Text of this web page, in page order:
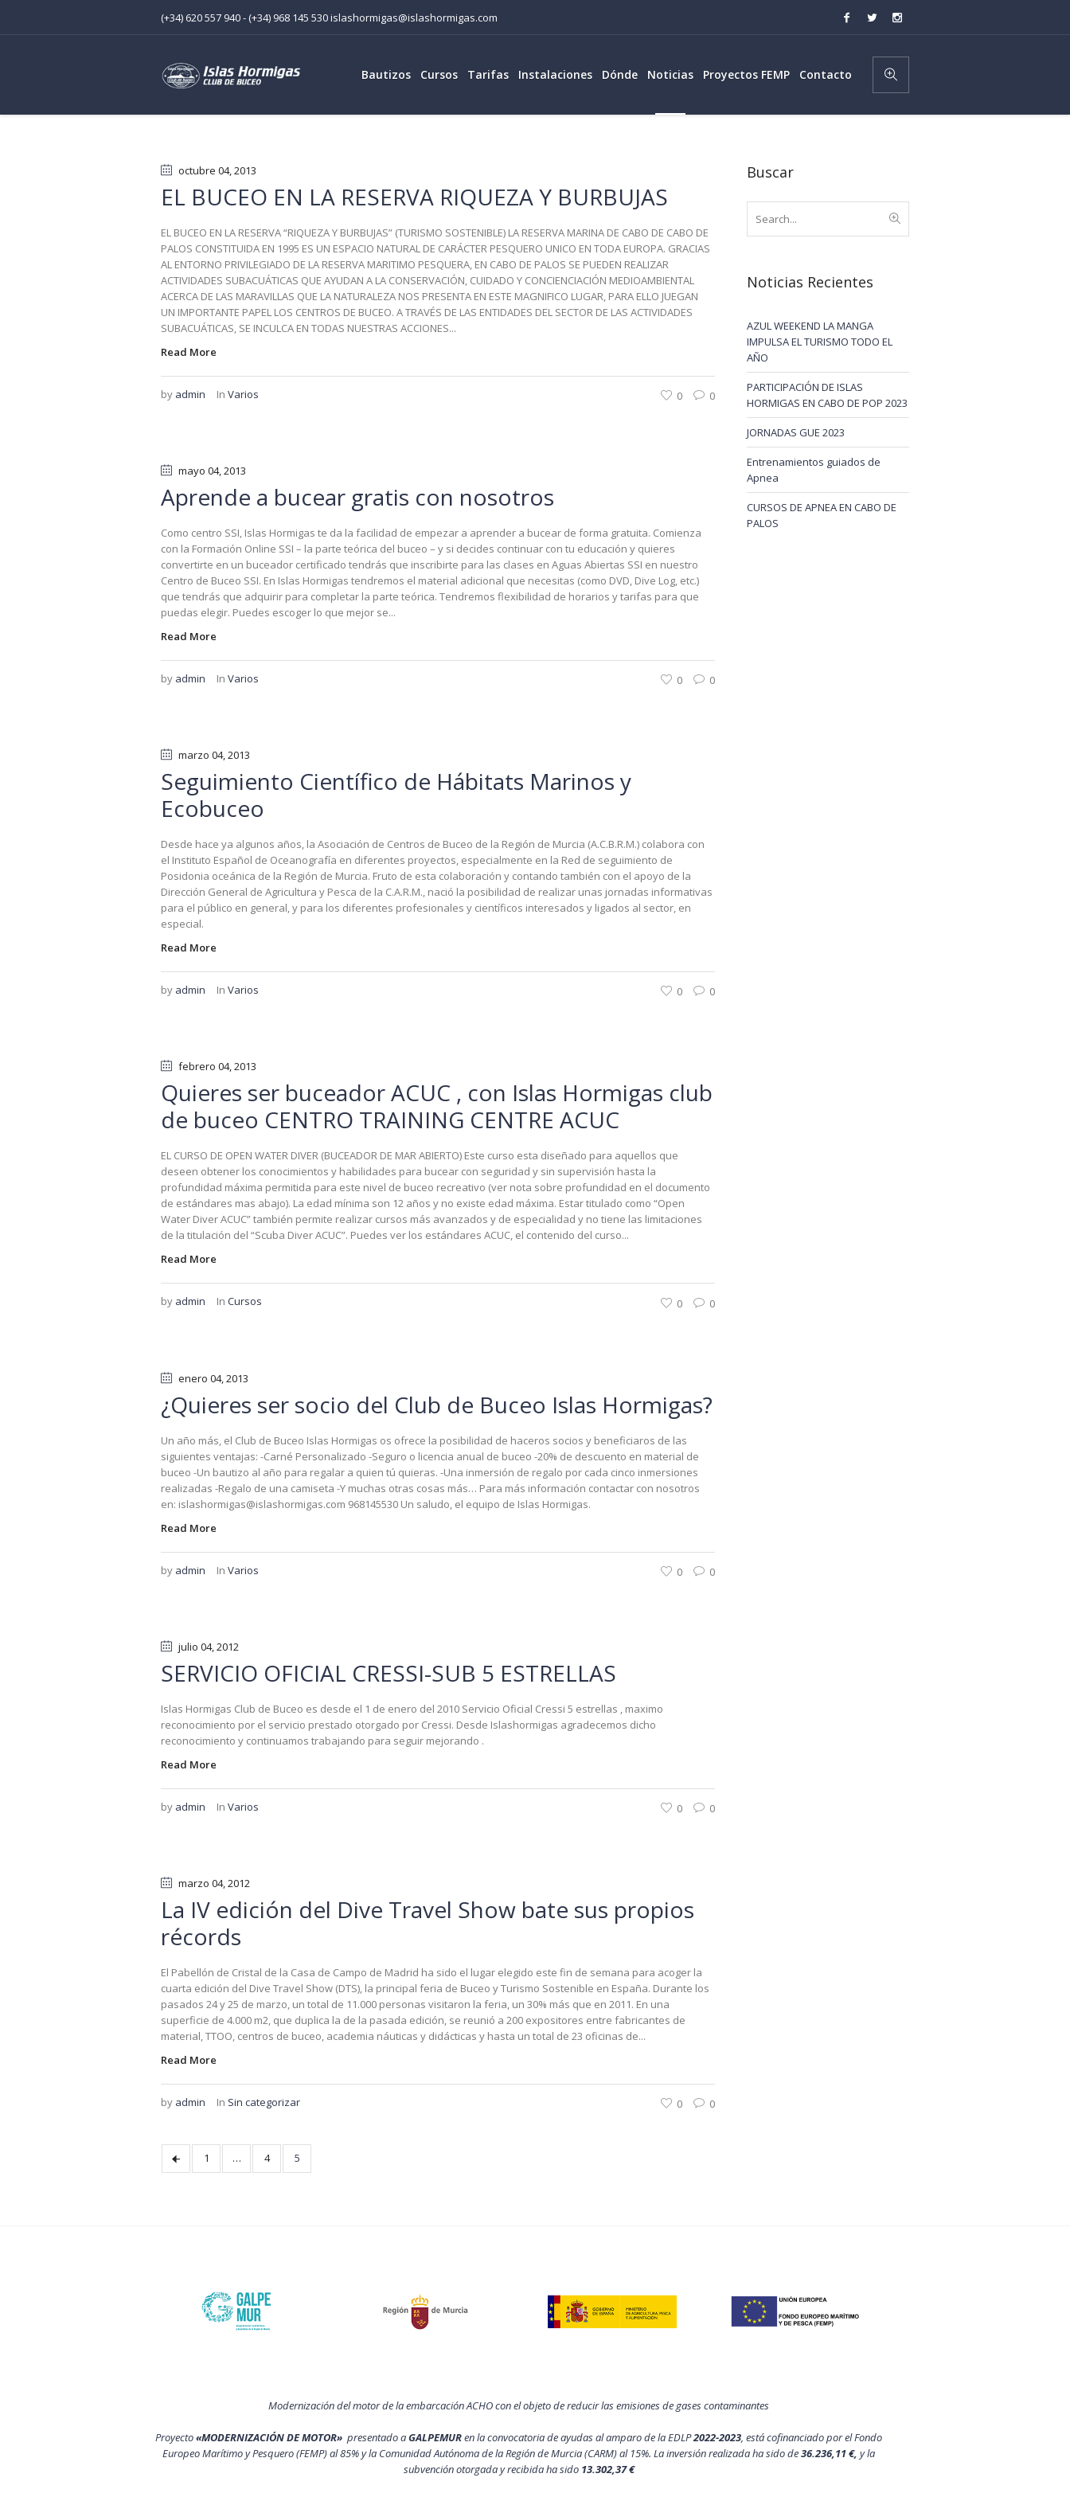
(+34) 620 557 940 - (+34) 968 145 530 islashormigas@islashormigas.com
Bautizos Cursos Tarifas Instalaciones Dónde Noticias Proyectos FEMP Contacto
octubre 04, 2013
EL BUCEO EN LA RESERVA RIQUEZA Y BURBUJAS
EL BUCEO EN LA RESERVA “RIQUEZA Y BURBUJAS” (TURISMO SOSTENIBLE) LA RESERVA MARINA DE CABO DE CABO DE
PALOS CONSTITUIDA EN 1995 ES UN ESPACIO NATURAL DE CARÁCTER PESQUERO UNICO EN TODA EUROPA. GRACIAS
AL ENTORNO PRIVILEGIADO DE LA RESERVA MARITIMO PESQUERA, EN CABO DE PALOS SE PUEDEN REALIZAR
ACTIVIDADES SUBACUÁTICAS QUE AYUDAN A LA CONSERVACIÓN, CUIDADO Y CONCIENCIACIÓN MEDIOAMBIENTAL
ACERCA DE LAS MARAVILLAS QUE LA NATURALEZA NOS PRESENTA EN ESTE MAGNIFICO LUGAR, PARA ELLO JUEGAN
UN IMPORTANTE PAPEL LOS CENTROS DE BUCEO. A TRAVÉS DE LAS ENTIDADES DEL SECTOR DE LAS ACTIVIDADES
SUBACUÁTICAS, SE INCULCA EN TODAS NUESTRAS ACCIONES...
Read More
by admin In Varios 0 0
mayo 04, 2013
Aprende a bucear gratis con nosotros
Como centro SSI, Islas Hormigas te da la facilidad de empezar a aprender a bucear de forma gratuita. Comienza
con la Formación Online SSI – la parte teórica del buceo – y si decides continuar con tu educación y quieres
convertirte en un buceador certificado tendrás que inscribirte para las clases en Aguas Abiertas SSI en nuestro
Centro de Buceo SSI. En Islas Hormigas tendremos el material adicional que necesitas (como DVD, Dive Log, etc.)
que tendrás que adquirir para completar la parte teórica. Tendremos flexibilidad de horarios y tarifas para que
puedas elegir. Puedes escoger lo que mejor se...
Read More
by admin In Varios 0 0
marzo 04, 2013
Seguimiento Científico de Hábitats Marinos y
Ecobuceo
Desde hace ya algunos años, la Asociación de Centros de Buceo de la Región de Murcia (A.C.B.R.M.) colabora con
el Instituto Español de Oceanografía en diferentes proyectos, especialmente en la Red de seguimiento de
Posidonia oceánica de la Región de Murcia. Fruto de esta colaboración y contando también con el apoyo de la
Dirección General de Agricultura y Pesca de la C.A.R.M., nació la posibilidad de realizar unas jornadas informativas
para el público en general, y para los diferentes profesionales y científicos interesados y ligados al sector, en
especial.
Read More
by admin In Varios 0 0
febrero 04, 2013
Quieres ser buceador ACUC , con Islas Hormigas club
de buceo CENTRO TRAINING CENTRE ACUC
EL CURSO DE OPEN WATER DIVER (BUCEADOR DE MAR ABIERTO) Este curso esta diseñado para aquellos que
deseen obtener los conocimientos y habilidades para bucear con seguridad y sin supervisión hasta la
profundidad máxima permitida para este nivel de buceo recreativo (ver nota sobre profundidad en el documento
de estándares mas abajo). La edad mínima son 12 años y no existe edad máxima. Estar titulado como “Open
Water Diver ACUC” también permite realizar cursos más avanzados y de especialidad y no tiene las limitaciones
de la titulación del “Scuba Diver ACUC”. Puedes ver los estándares ACUC, el contenido del curso...
Read More
by admin In Cursos 0 0
enero 04, 2013
¿Quieres ser socio del Club de Buceo Islas Hormigas?
Un año más, el Club de Buceo Islas Hormigas os ofrece la posibilidad de haceros socios y beneficiaros de las
siguientes ventajas: -Carné Personalizado -Seguro o licencia anual de buceo -20% de descuento en material de
buceo -Un bautizo al año para regalar a quien tú quieras. -Una inmersión de regalo por cada cinco inmersiones
realizadas -Regalo de una camiseta -Y muchas otras cosas más… Para más información contactar con nosotros
en: islashormigas@islashormigas.com 968145530 Un saludo, el equipo de Islas Hormigas.
Read More
by admin In Varios 0 0
julio 04, 2012
SERVICIO OFICIAL CRESSI-SUB 5 ESTRELLAS
Islas Hormigas Club de Buceo es desde el 1 de enero del 2010 Servicio Oficial Cressi 5 estrellas , maximo
reconocimiento por el servicio prestado otorgado por Cressi. Desde Islashormigas agradecemos dicho
reconocimiento y continuamos trabajando para seguir mejorando .
Read More
by admin In Varios 0 0
marzo 04, 2012
La IV edición del Dive Travel Show bate sus propios
récords
El Pabellón de Cristal de la Casa de Campo de Madrid ha sido el lugar elegido este fin de semana para acoger la
cuarta edición del Dive Travel Show (DTS), la principal feria de Buceo y Turismo Sostenible en España. Durante los
pasados 24 y 25 de marzo, un total de 11.000 personas visitaron la feria, un 30% más que en 2011. En una
superficie de 4.000 m2, que duplica la de la pasada edición, se reunió a 200 expositores entre fabricantes de
material, TTOO, centros de buceo, academia náuticas y didácticas y hasta un total de 23 oficinas de...
Read More
by admin In Sin categorizar 0 0
1 … 4 5
Buscar
Noticias Recientes
AZUL WEEKEND LA MANGA
IMPULSA EL TURISMO TODO EL
AÑO
PARTICIPACIÓN DE ISLAS
HORMIGAS EN CABO DE POP 2023
JORNADAS GUE 2023
Entrenamientos guiados de
Apnea
CURSOS DE APNEA EN CABO DE
PALOS
Modernización del motor de la embarcación ACHO con el objeto de reducir las emisiones de gases contaminantes
Proyecto«MODERNIZACIÓN DE MOTOR» presentado aGALPEMURen la convocatoria de ayudas al amparo de la EDLP2022-2023, está cofinanciado por el Fondo
Europeo Marítimo y Pesquero (FEMP) al 85% y la Comunidad Autónoma de la Región de Murcia (CARM) al 15%. La inversión realizada ha sido de36.236,11 €, y la
subvención otorgada y recibida ha sido 13.302,37 €